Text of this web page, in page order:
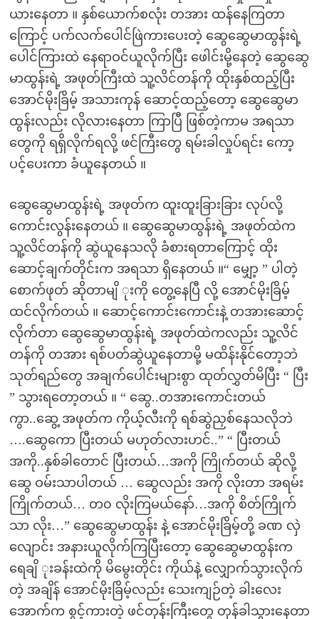
ယားနေတာ ။ နှစ်ယောက်စလုံး တအား ထန်နေကြတာ
ကြောင့် ပက်လက်ပေါင်ဖြဲကားပေးတဲ့ ဆွေဆွေမာထွန်းရဲ့
ပေါင်ကြားထဲ နေရာဝင်ယူလိုက်ပြီး ဖေါင်းမို့နေတဲ့ ဆွေဆွေ
မာထွန်းရဲ့ အဖုတ်ကြီးထဲ သူ့လိင်တန်ကို ထိုးနှစ်ထည့်ပြီး
အောင်မိုးခြိမ့် အသားကုန် ဆောင့်ထည့်တော့ ဆွေဆွေမာ
ထွန်းလည်း လိုလားနေတာ ကြာပြီ ဖြစ်တဲ့ကာမ အရသာ
တွေကို ရရှိလိုက်ရလို့ ဖင်ကြီးတွေ ရမ်းခါလှုပ်ရင်း ကော့
ပင့်ပေးကာ ခံယူနေတယ် ။
ဆွေဆွေမာထွန်းရဲ့ အဖုတ်က ထူးထူးခြားခြား လုပ်လို့
ကောင်းလွန်းနေတယ် ။ ဆွေဆွေမာထွန်းရဲ့ အဖုတ်ထဲက
သူ့လိင်တန်ကို ဆွဲယူနေသလို ခံစားရတာကြောင့် ထိုး
ဆောင့်ချက်တိုင်းက အရသာ ရှိနေတယ် ။“ မျှော့ ” ပါတဲ့
စောက်ဖုတ် ဆိုတာမျိ ုးကို တွေ့နေပြီ လို့ အောင်မိုးခြိမ့်
ထင်လိုက်တယ် ။ ဆောင့်ကောင်းကောင်းနဲ့ တအားဆောင့်
လိုက်တာ ဆွေဆွေမာထွန်းရဲ့ အဖုတ်ထဲကလည်း သူ့လိင်
တန်ကို တအား ရစ်ပတ်ဆွဲယူနေတာမို့ မထိန်းနိုင်တော့ဘဲ
သုတ်ရည်တွေ အချက်ပေါင်းများစွာ ထုတ်လွှတ်မိပြီး “ ပြီး
” သွားရတော့တယ် ။ “ ဆွေ..တအားကောင်းတယ်
ကွာ..ဆွေ့ အဖုတ်က ကိုယ့်လီးကို ရစ်ဆွဲညှစ်နေသလိုဘဲ
….ဆွေကော ပြီးတယ် မဟုတ်လားဟင်..” “ ပြီးတယ်
အကို..နှစ်ခါတောင် ပြီးတယ်…အကို ကြိုက်တယ် ဆိုလို့
ဆွေ ဝမ်းသာပါတယ် … ဆွေလည်း အကို လိုးတာ အရမ်း
ကြိုက်တယ်… တ၀ လိုးကြမယ်နော်…အကို စိတ်ကြိုက်
သာ လိုး…” ဆွေဆွေမာထွန်း နဲ့ အောင်မိုးခြိမ့်တို့ ခဏ လှဲ
လျောင်း အနားယူလိုက်ကြပြီးတော့ ဆွေဆွေမာထွန်းက
ရေချိ ုးခန်းထဲကို မိမွေးတိုင်း ကိုယ်နဲ့ လျှောက်သွားလိုက်
တဲ့ အချိန် အောင်မိုးခြိမ့်လည်း သေးကျဉ်တဲ့ ခါးလေး
အောက်က စွင့်ကားတဲ့ ဖင်တုန်းကြီးတွေ တုန်ခါသွားနေတာ